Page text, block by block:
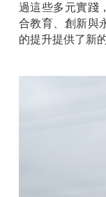
過這些多元實踐
合教育、創新與
的提升提供了新